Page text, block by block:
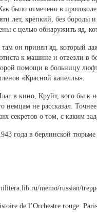
было отмечено в
лет, крепкий, без бороды
с целью обнаружить яд,
он принял яд, который
к машине и отвезли в
помощи в больницу
«Красной капеллы».
в кино, Круйт, кого бы
немцам не рассказал.
секретов о том, с каким
года в берлинской
memo/russian/
de l’Orchestre rouge.